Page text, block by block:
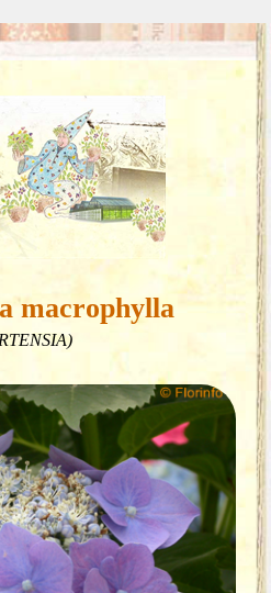
macrophylla